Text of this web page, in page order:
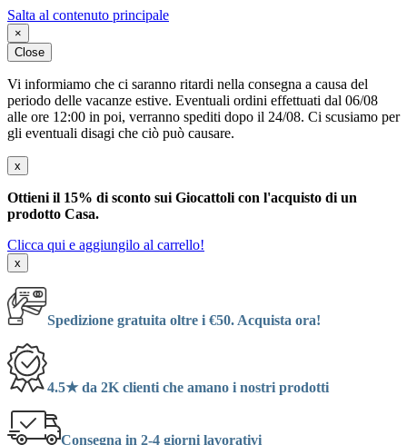
Salta al contenuto principale
×
Close
Vi informiamo che ci saranno ritardi nella consegna a causa del
periodo delle vacanze estive. Eventuali ordini effettuati dal 06/08
alle ore 12:00 in poi, verranno spediti dopo il 24/08. Ci scusiamo per
gli eventuali disagi che ciò può causare.
x
Ottieni il 15% di sconto sui Giocattoli con l'acquisto di un
prodotto Casa.
Clicca qui e aggiungilo al carrello!
x
Spedizione gratuita oltre i €50. Acquista ora!
4.5★ da 2K clienti che amano i nostri prodotti
Consegna in 2-4 giorni lavorativi